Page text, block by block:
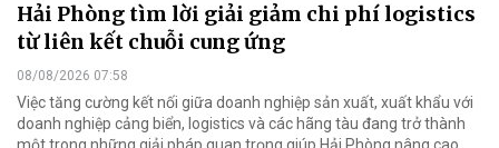
Hải Phòng tìm lời giải giảm chi phí logistics
từ liên kết chuỗi cung ứng
08/08/2026 07:58
Việc tăng cường kết nối giữa doanh nghiệp sản xuất, xuất khẩu với
doanh nghiệp cảng biển, logistics và các hãng tàu đang trở thành